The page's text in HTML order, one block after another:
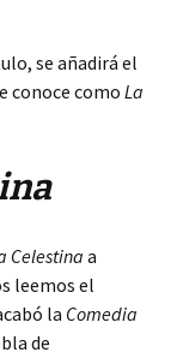
se añadirá el
conoce como La
Celestinaa
leemos el
la Comedia
de